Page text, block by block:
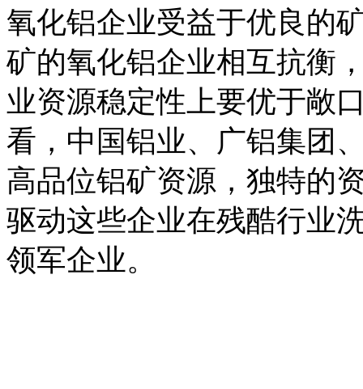
氧化铝企业受益于优良的
矿的氧化铝企业相互抗衡
业资源稳定性上要优于敞
看，中国铝业、广铝集团
高品位铝矿资源，独特的
驱动这些企业在残酷行业
领军企业。